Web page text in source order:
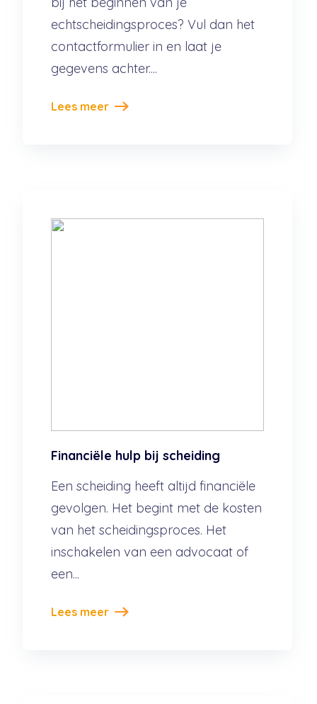
echtscheidingsproces? Vul dan het
contactformulier in en laat je
gegevens achter....
Lees meer
Financiële hulp bij scheiding
Een scheiding heeft altijd financiële
gevolgen. Het begint met de kosten
van het scheidingsproces. Het
inschakelen van een advocaat of
een...
Lees meer